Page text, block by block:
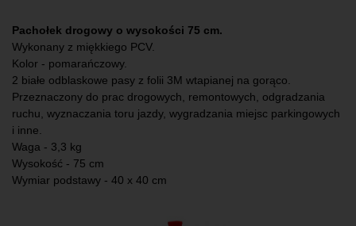
Pachołek drogowy o wysokości 75 cm.
Wykonany z miękkiego PCV.
Kolor - pomarańczowy.
2 białe odblaskowe pasy z folii 3M wtapianej na gorąco.
Przeznaczony do prac drogowych, remontowych, odgradzania
ruchu, wyznaczania toru jazdy, wygradzania miejsc parkingowych
i inne.
Waga - 3,3 kg
Wysokość - 75 cm
Wymiar podstawy - 40 x 40 cm